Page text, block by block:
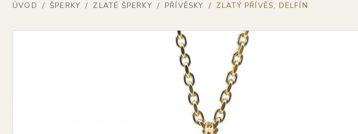
ÚVOD / ŠPERKY / ZLATÉ ŠPERKY / PŘÍVĚSKY / ZLATÝ PŘÍVĚS, DELFÍN